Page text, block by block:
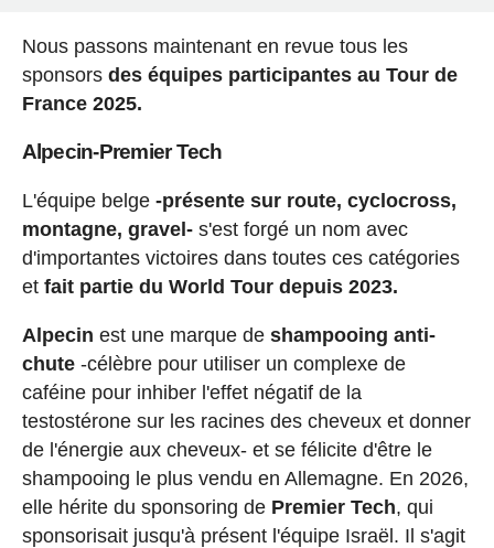
Nous passons maintenant en revue tous les
sponsors des équipes participantes au Tour de
France 2025.
Alpecin-Premier Tech
L'équipe belge -présente sur route, cyclocross,
montagne, gravel-s'est forgé un nom avec
d'importantes victoires dans toutes ces catégories
et fait partie du World Tour depuis 2023.
Alpecin est une marque de shampooing anti-
chute-célèbre pour utiliser un complexe de
caféine pour inhiber l'effet négatif de la
testostérone sur les racines des cheveux et donner
de l'énergie aux cheveux- et se félicite d'être le
shampooing le plus vendu en Allemagne. En 2026,
elle hérite du sponsoring de Premier Tech, qui
sponsorisait jusqu'à présent l'équipe Israël. Il s'agit